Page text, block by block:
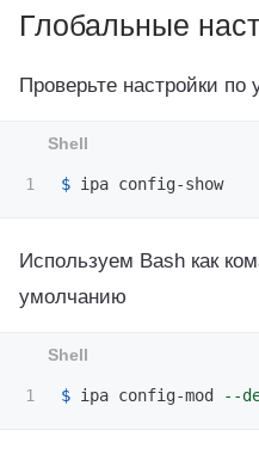
Глобальные
Проверьте настройки
$
Используем Bash как
умолчанию
$ ipa config-mod --